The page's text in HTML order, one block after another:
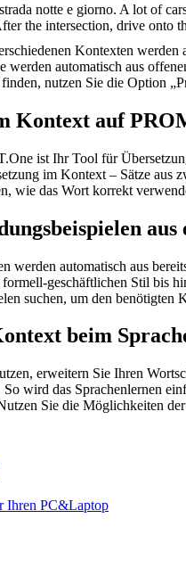
notte e giorno. A lot of
the intersection, drive onto
Kontexten
werden automatisch aus
nutzen Sie die Option
Kontext auf
ist Ihr Tool für
im Kontext – Sätze aus
wie das Wort korrekt
aus
werden automatisch aus
geschäftlichen Stil bis
suchen, um den benötigten
beim
erweitern Sie Ihren
wird das Sprachenlernen
Sie die Möglichkeiten
Ihren PC&Laptop